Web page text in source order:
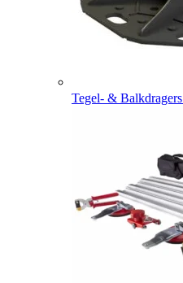
Tegel- & Balkdragers